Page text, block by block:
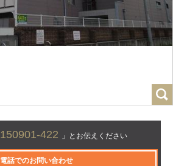
150901-422 」とお伝えください
電話でのお問い合わせ